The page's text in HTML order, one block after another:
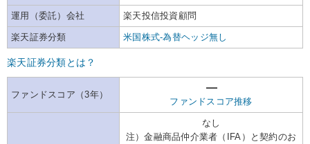
運用（委託）会社 楽天投信投資顧問
楽天証券分類 米国株式-為替ヘッジ無し
楽天証券分類とは？
ファンドスコア（3年）
ファンドスコア推移
なし
注）金融商品仲介業者（IFA）と契約のお